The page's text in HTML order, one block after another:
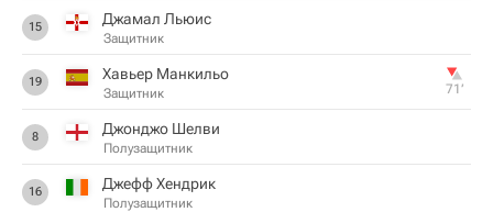
15 Джамал Льюис
Защитник
19 Хавьер Манкильо
Защитник 71‎’‎
8 Джонджо Шелви
Полузащитник
16 Джефф Хендрик
Полузащитник